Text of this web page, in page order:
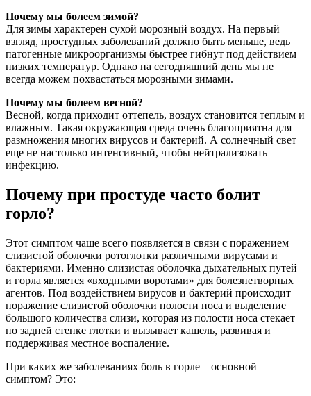
Почему мы болеем зимой?
Для зимы характерен сухой морозный воздух. На первый
взгляд, простудных заболеваний должно быть меньше, ведь
патогенные микроорганизмы быстрее гибнут под действием
низких температур. Однако на сегодняшний день мы не
всегда можем похвастаться морозными зимами.
Почему мы болеем весной?
Весной, когда приходит оттепель, воздух становится теплым и
влажным. Такая окружающая среда очень благоприятна для
размножения многих вирусов и бактерий. А солнечный свет
еще не настолько интенсивный, чтобы нейтрализовать
инфекцию.
Почему при простуде часто болит
горло?
Этот симптом чаще всего появляется в связи с поражением
слизистой оболочки ротоглотки различными вирусами и
бактериями. Именно слизистая оболочка дыхательных путей
и горла является «входными воротами» для болезнетворных
агентов. Под воздействием вирусов и бактерий происходит
поражение слизистой оболочки полости носа и выделение
большого количества слизи, которая из полости носа стекает
по задней стенке глотки и вызывает кашель, развивая и
поддерживая местное воспаление.
При каких же заболеваниях боль в горле – основной
симптом? Это: